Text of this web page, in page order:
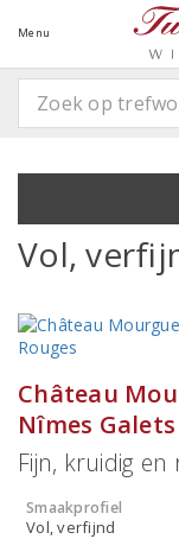
Menu
Vol,
Château
Nîmes
Fijn, kruidig en
Smaakprofiel
Vol, verfijnd